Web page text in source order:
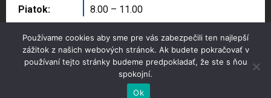
Piatok:
8.00 – 11.00
Copyright © 2025 Správa majetku mesta, n.o.,
Partizánske
Používame cookies aby sme pre vás zabezpečili ten najlepší
zážitok z našich webových stránok. Ak budete pokračovať v
používaní tejto stránky budeme predpokladať, že ste s ňou
spokojní.
Ok